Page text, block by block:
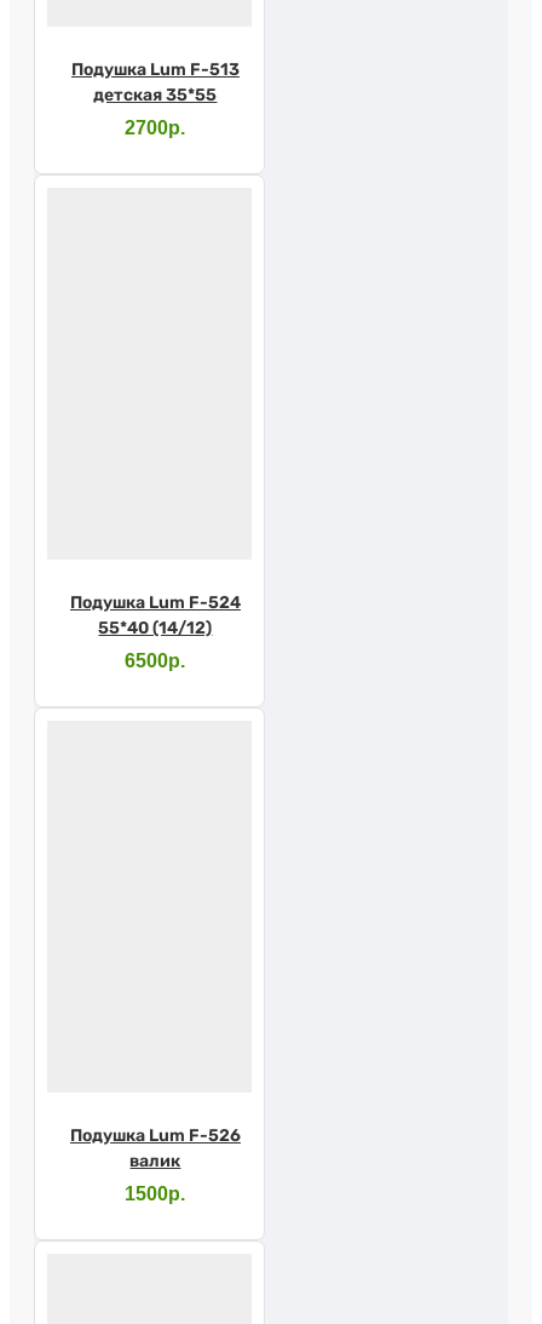
Подушка Lum F-513
детская 35*55
2700р.
Подушка Lum F-524
55*40 (14/12)
6500р.
Подушка Lum F-526
валик
1500р.